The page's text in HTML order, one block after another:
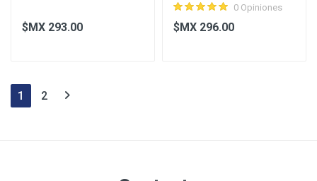
$MX 293.00
0 Opiniones
$MX 296.00
1 2